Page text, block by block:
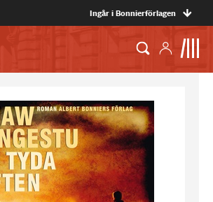
Ingår i Bonnierförlagen